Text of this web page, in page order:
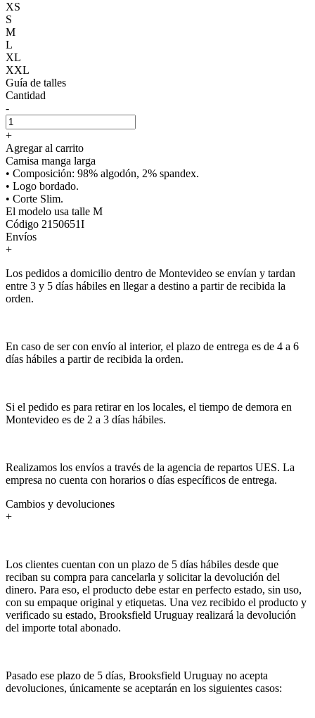
XS
S
M
L
XL
XXL
Guía de talles
Cantidad
-
+
Agregar al carrito
Camisa manga larga
• Composición: 98% algodón, 2% spandex.
• Logo bordado.
• Corte Slim.
El modelo usa talle M
Código 2150651I
Envíos
+
Los pedidos a domicilio dentro de Montevideo se envían y tardan
entre 3 y 5 días hábiles en llegar a destino a partir de recibida la
orden.
En caso de ser con envío al interior, el plazo de entrega es de 4 a 6
días hábiles a partir de recibida la orden.
Si el pedido es para retirar en los locales, el tiempo de demora en
Montevideo es de 2 a 3 días hábiles.
Realizamos los envíos a través de la agencia de repartos UES. La
empresa no cuenta con horarios o días específicos de entrega.
Cambios y devoluciones
+
Los clientes cuentan con un plazo de 5 días hábiles desde que
reciban su compra para cancelarla y solicitar la devolución del
dinero. Para eso, el producto debe estar en perfecto estado, sin uso,
con su empaque original y etiquetas. Una vez recibido el producto y
verificado su estado, Brooksfield Uruguay realizará la devolución
del importe total abonado.
Pasado ese plazo de 5 días, Brooksfield Uruguay no acepta
devoluciones, únicamente se aceptarán en los siguientes casos: